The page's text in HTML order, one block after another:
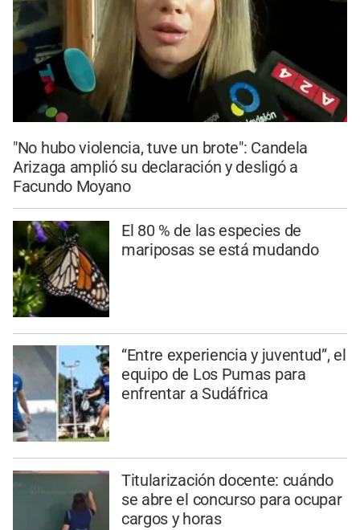
"No hubo violencia, tuve un brote": Candela
Arizaga amplió su declaración y desligó a
Facundo Moyano
El 80 % de las especies de
mariposas se está mudando
“Entre experiencia y juventud”, el
equipo de Los Pumas para
enfrentar a Sudáfrica
Titularización docente: cuándo
se abre el concurso para ocupar
cargos y horas